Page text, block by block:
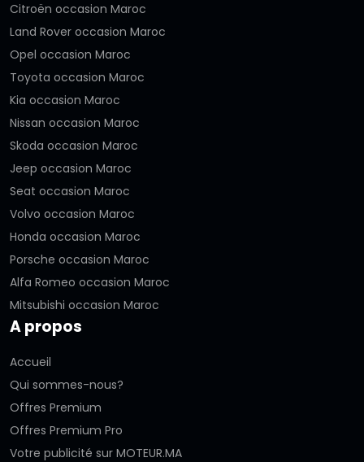
Citroën occasion Maroc
Land Rover occasion Maroc
Opel occasion Maroc
Toyota occasion Maroc
Kia occasion Maroc
Nissan occasion Maroc
Skoda occasion Maroc
Jeep occasion Maroc
Seat occasion Maroc
Volvo occasion Maroc
Honda occasion Maroc
Porsche occasion Maroc
Alfa Romeo occasion Maroc
Mitsubishi occasion Maroc
A propos
Accueil
Qui sommes-nous?
Offres Premium
Offres Premium Pro
Votre publicité sur MOTEUR.MA